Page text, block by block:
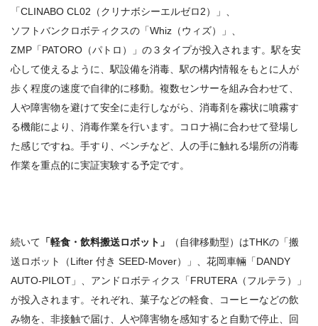
「CLINABO CL02（クリナボシーエルゼロ2）」、
ソフトバンクロボティクスの「Whiz（ウィズ）」、
ZMP「PATORO（パトロ）」の３タイプが投入されます。駅を安
心して使えるように、駅設備を消毒、駅の構内情報をもとに人が
歩く程度の速度で自律的に移動。複数センサーを組み合わせて、
人や障害物を避けて安全に走行しながら、消毒剤を霧状に噴霧す
る機能により、消毒作業を行います。コロナ禍に合わせて登場し
た感じですね。手すり、ベンチなど、人の手に触れる場所の消毒
作業を重点的に実証実験する予定です。
続いて 「軽食・飲料搬送ロボット」
（自律移動型）はTHKの「搬
送ロボット（Lifter 付き SEED-Mover）」、花岡車輛「DANDY
AUTO-PILOT」、アンドロボティクス「FRUTERA（フルテラ）」
が投入されます。それぞれ、菓子などの軽食、コーヒーなどの飲
み物を、非接触で届け、人や障害物を感知すると自動で停止、回